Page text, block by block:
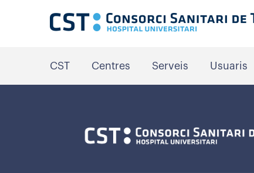
CST Centres Serveis Usuaris